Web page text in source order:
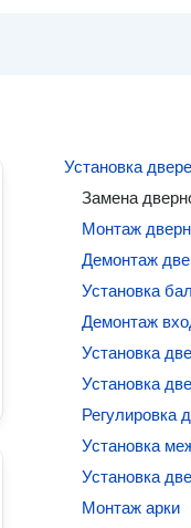
Установка
Замена
Монтаж
Демонтаж
Установка
Демонтаж
Установка
Установка
Регулировка
Установка
Установка
Монтаж арки